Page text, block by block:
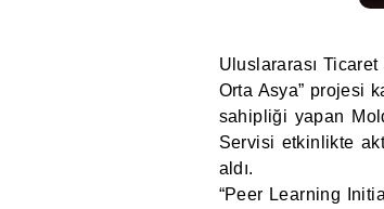
Uluslararası
Orta Asya” projesi
sahipliği yapan
Servisi etkinlikte
aldı.
“Peer Learning